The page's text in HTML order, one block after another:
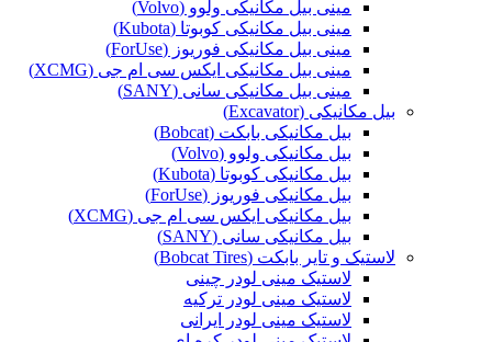
مینی بیل مکانیکی ولوو (Volvo)
مینی بیل مکانیکی کوبوتا (Kubota)
مینی بیل مکانیکی فوریوز (ForUse)
مینی بیل مکانیکی ایکس سی ام جی (XCMG)
مینی بیل مکانیکی سانی (SANY)
بیل مکانیکی (Excavator)
بیل مکانیکی بابکت (Bobcat)
بیل مکانیکی ولوو (Volvo)
بیل مکانیکی کوبوتا (Kubota)
بیل مکانیکی فوریوز (ForUse)
بیل مکانیکی ایکس سی ام جی (XCMG)
بیل مکانیکی سانی (SANY)
لاستیک و تایر بابکت (Bobcat Tires)
لاستیک مینی لودر چینی
لاستیک مینی لودر ترکیه
لاستیک مینی لودر ایرانی